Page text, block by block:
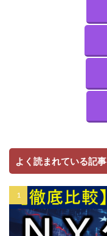
よく読まれている記事